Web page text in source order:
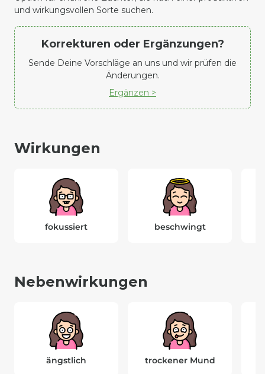
und wirkungsvollen Sorte suchen.
Korrekturen oder Ergänzungen?
Sende Deine Vorschläge an uns und wir prüfen die
Änderungen.
Ergänzen >
Wirkungen
fokussiert beschwingt
Nebenwirkungen
ängstlich trockener Mund